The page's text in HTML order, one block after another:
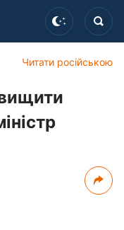
Читати російською